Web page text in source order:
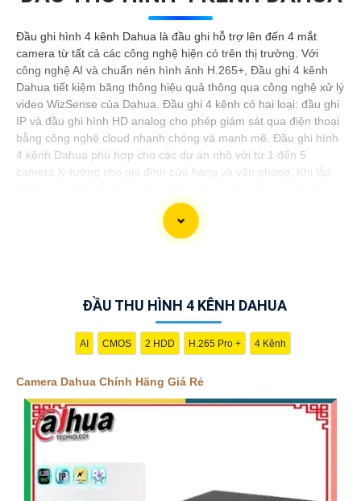
Đầu ghi hình 4 kênh Dahua là đầu ghi hỗ trợ lên đến 4 mắt
camera từ tất cả các công nghệ hiện có trên thị trường. Với
công nghệ AI và chuẩn nén hình ảnh H.265+, Đầu ghi 4 kênh
Dahua tiết kiệm băng thông hiệu quả thông qua công nghệ xử lý
video WizSense của Dahua. Đầu ghi 4 kênh có hai loại: đầu ghi
IP và đầu ghi hình HD analog cho phép giám sát qua điện thoại
bằng công nghệ cloud nhanh chóng và mạnh mẽ. Đầu ghi hình
4 kênh Dahua phù hợp cho các dự án nhỏ với từ 1 đến 5
camera lý tưởng cho gia đình cửa hàng và văn phòng. Khi lắp
của Camera Dahua chính hãng giá rẻ và chuyên nghiệp cho dự
### Mô tả sản phẩm:
138
#### Đặc điểm nổi bật:🌠1:Chất lượng chuyên nghiệp:
Camera Dahua chính hãng được đánh giá cao về chất lượng
hình ảnh và độ tin cậy. Với độ phân giải sắc nét, hỗ trợ nhiều
bạn.
Giá cả phải chăng: Dù là sản phẩm chất lượng chuyên
ĐẦU THU HÌNH 4 KÊNH DAHUA
AI CMOS 2 HDD H.265 Pro + 4 Kênh
Camera Dahua Chính Hãng Giá Rẻ